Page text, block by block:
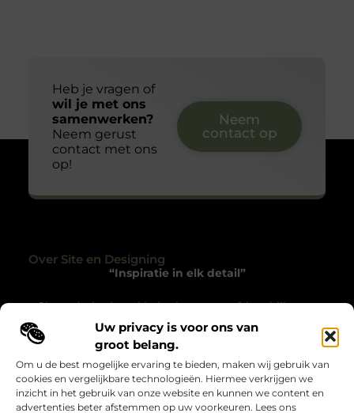
Uw privacy is voor ons van
groot belang.
Om u de best mogelijke ervaring te bieden, maken wij gebruik van
cookies en vergelijkbare technologieën. Hiermee verkrijgen we
inzicht in het gebruik van onze website en kunnen we content en
advertenties beter afstemmen op uw voorkeuren. Lees ons
Heb je vragen of
wil je met ons
samenwerken?
Neem gerust
contact met ons
op!
Neem
contact op
Over Site en Designing
“Inspiratie in elk detail”
Siteendesigning.nl helpt je met een frisse blik naar
het alledaagse te kijken. Een platform vol verhalen en
ideeën die je prikkelen, inspireren en het gewone
bijzonder maken.
Onze informatie